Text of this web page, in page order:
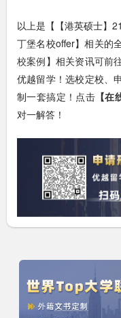
以上是【【港英硕士】
丁堡名校offer】相关的
校案例 】相关资讯可前
优越留学！选校定校、
制一套搞定！点击 【在
对一解答！